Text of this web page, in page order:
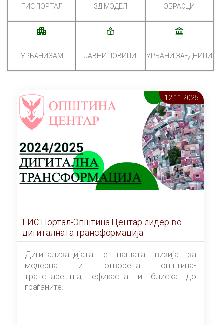
ГИС ПОРТАЛ 3Д МОДЕЛ ОБРАСЦИ
УРБАНИЗАМ ЈАВНИ ПОВИЦИ УРБАНИ ЗАЕДНИЦИ
12.11 2025
ГИС Портал-Општина Центар лидер во
дигиталната трансформација
Дигитализацијата е нашата визија за
модерна и отворена општина-
транспарентна, ефикасна и блиска до
граѓаните.